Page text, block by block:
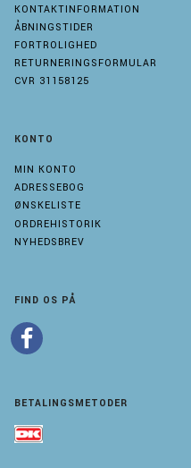
KONTAKTINFORMATION
ÅBNINGSTIDER
FORTROLIGHED
RETURNERINGSFORMULAR
CVR 31158125
KONTO
MIN KONTO
ADRESSEBOG
ØNSKELISTE
ORDREHISTORIK
NYHEDSBREV
FIND OS PÅ
BETALINGSMETODER